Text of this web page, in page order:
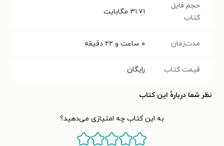
حجم فایل
کتاب
۳۱.۷۱ مگابایت
مدت‌زمان ۰ ساعت و ۲۲ دقیقه
قیمت کتاب رایگان
نظر شما دربارهٔ این کتاب
به این کتاب چه امتیازی می‌دهید؟